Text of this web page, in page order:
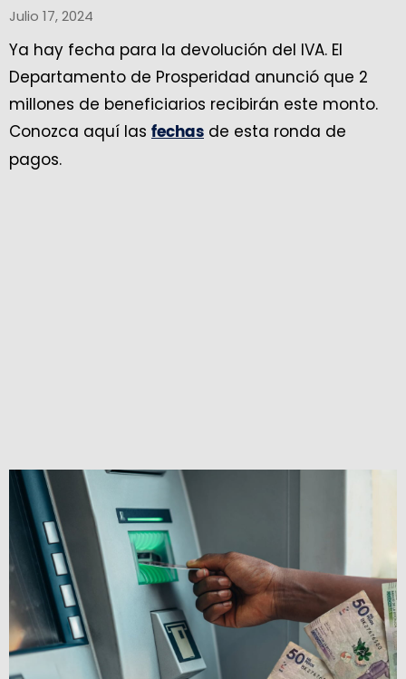
Julio 17, 2024
Ya hay fecha para la devolución del IVA. El
Departamento de Prosperidad anunció que 2
millones de beneficiarios recibirán este monto.
Conozca aquí las fechas de esta ronda de
pagos.